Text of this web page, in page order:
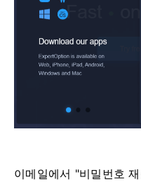
이메일에서 "비밀번호